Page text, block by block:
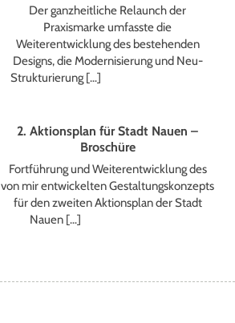
Der ganzheitliche Relaunch der
Praxismarke umfasste die
Weiterentwicklung des bestehenden
Designs, die Modernisierung und Neu-
Strukturierung […]
2. Aktionsplan für Stadt Nauen –
Broschüre
Fortführung und Weiterentwicklung des
von mir entwickelten Gestaltungskonzepts
für den zweiten Aktionsplan der Stadt
Nauen […]